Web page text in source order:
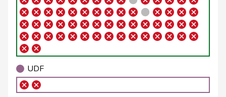
Brizzi Simona PSS S AG
Büchel
Roland
Rino
UDC V SG
Buffat Michaël UDC V
VD
Bühler
Manfred UDC V
BE
UDF